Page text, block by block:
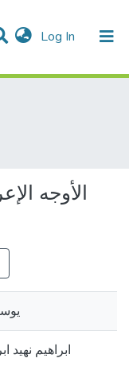
Log In (current)
الأوجه
ابراهيم نهيد